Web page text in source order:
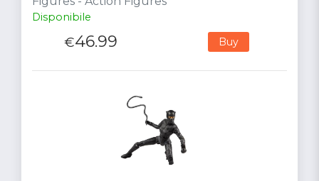
Disponibile
€46.99 Buy